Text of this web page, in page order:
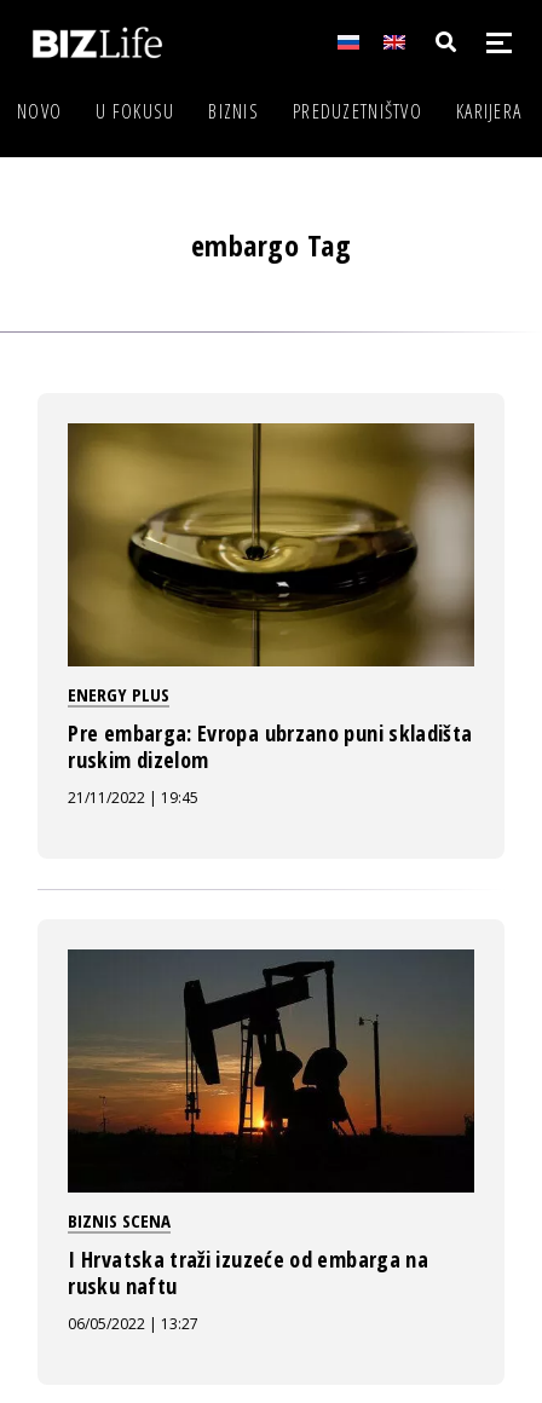
NOVO U FOKUSU BIZNIS PREDUZETNIŠTVO KARIJERA
embargo Tag
ENERGY PLUS
Pre embarga: Evropa ubrzano puni skladišta
ruskim dizelom
21/11/2022 | 19:45
BIZNIS SCENA
I Hrvatska traži izuzeće od embarga na
rusku naftu
06/05/2022 | 13:27